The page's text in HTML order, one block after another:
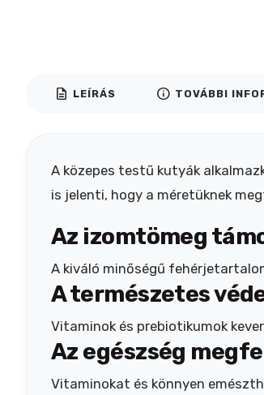
description LEÍRÁS info TOVÁBBI
A közepes testű kutyák
is jelenti, hogy a méretüknek
Az izomtömeg
A kiváló minőségű
A természetes
Vitaminok és prebiotikumok
Az egészség
Vitaminokat és könnyen